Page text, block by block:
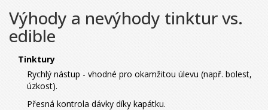
Výhody a nevýhody tinktur vs.
edible
Tinktury
Rychlý nástup - vhodné pro okamžitou úlevu (např. bolest,
úzkost).
Přesná kontrola dávky díky kapátku.